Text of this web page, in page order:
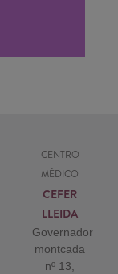
CENTRO
MÉDICO
CEFER
LLEIDA
Governador
montcada
nº 13,